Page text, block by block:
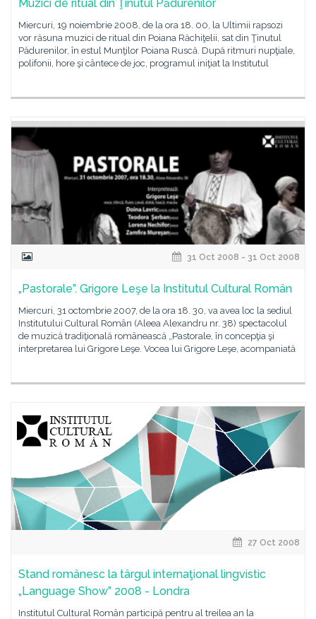
Muzici de ritual din Ţinutul Pădurenilor
Miercuri, 19 noiembrie 2008, de la ora 18. 00, la Ultimii rapsozi
vor răsuna muzici de ritual din Poiana Răchiţelii, sat din Ţinutul
Pădurenilor, în estul Munţilor Poiana Ruscă. După ritmuri nupţiale,
polifonii, hore şi cântece de joc, programul iniţiat la Institutul
31 Oct 2008 - 31 Oct 2008
„Pastorale”. Grigore Leşe la Institutul Cultural Român
Miercuri, 31 octombrie 2007, de la ora 18. 30, va avea loc la sediul
Institutului Cultural Român (Aleea Alexandru nr. 38) spectacolul
de muzică tradiţională românească „Pastorale, în concepţia şi
interpretarea lui Grigore Leşe. Vocea lui Grigore Leşe, acompaniată
27 Oct 2008
Stand românesc la târgul internaţional lingvistic
„Language Show” 2008 - Londra
Institutul Cultural Român participă pentru al treilea an la